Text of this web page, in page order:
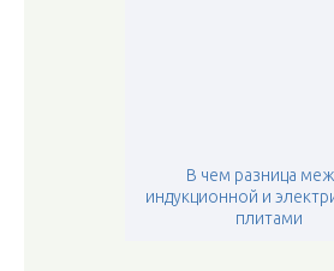
В чем разница
индукционной и
плитами